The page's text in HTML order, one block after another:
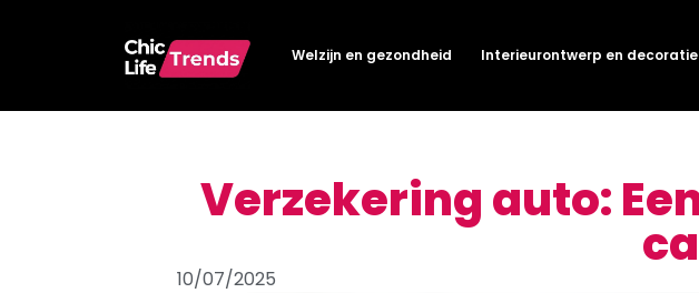
Welzijn en gezondheid Interieurontwerp en decoratie
Verzekering auto:
10/07/2025